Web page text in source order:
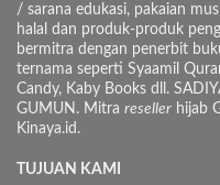
/ sarana edukasi, pakaian
halal dan produk-produk
bermitra dengan penerbit
ternama seperti Syaamil
Candy, Kaby Books dll.
GUMUN. Mitra reseller hijab
Kinaya.id.
TUJUAN KAMI